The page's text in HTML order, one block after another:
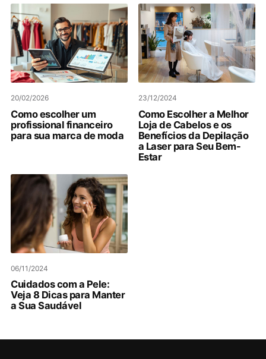
20/02/2026
Como escolher um
profissional financeiro
para sua marca de moda
23/12/2024
Como Escolher a Melhor
Loja de Cabelos e os
Benefícios da Depilação
a Laser para Seu Bem-
Estar
06/11/2024
Cuidados com a Pele:
Veja 8 Dicas para Manter
a Sua Saudável